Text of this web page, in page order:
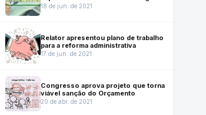
Senado
18 de jun. de 2021
Relator apresentou plano de trabalho
para a reforma administrativa
17 de jun. de 2021
Congresso aprova projeto que torna
viável sanção do Orçamento
20 de abr. de 2021